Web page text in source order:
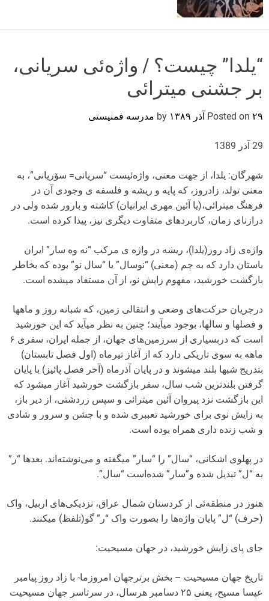
e
“یلدا” چیست؟ / واژه‌ئی سریانی،
بر جشنی میترائی
Posted on ۲۹ آذر ۱۳۸۹ مدرسه فمنیستی
29 آذر 1389
شهرگان: یلدا، از جهت معنی، واژه‌ئیست “سریانی= سۆریانی”، به
معنی تولد، زادروز، که پایه و ریشه و فلسفه ی وجودی آن در
فرهنگ میترائی،(یا آئین مهری ایرانیان) کاشته و بارور شده ولی در
درازنای زمان، کاربردهای متفاوت دیگری نیز، پیدا کرده است.
واژه‌ی زاد روز(یلدا)، ریشه در واژه ی مرکب “نه وه سار” ایران
باستان دارد که به چم (معنی) “نوسال” یا “سال نو” بوده که بخاطر
بازگشت خورشید، مفهوم زایش نو، از آن مستفاد میشده است.
درجریان حرکت‌های وضعی و انتقالی زمین، که شبانه روز و ماهها
و فصلها و سالها، بوجود میآیند؛ چنین به نظر میآید که این خورشید
است که دربسیاری از سرزمین‌های جهان، از جمله ایران، سفری ۶
ماهه به سوی تاریکی دارد که از آغاز تیرماه (اول فصل تابستان)
بتدریج شبها بلند میشوند و در پایان آذرماه (آخر فصل پائیز) با پایان
گرفتن بلندترین شب سال، سفر بازگشت خورشید آغاز میشود که
این بازگشت نزد پیروان آئین میترائی و سپس زردشتی، از دیر باز،
به زایش نوی برای خورشید تعببری شده و با جشن و سرور و شادی
و شب زنده داری همراه بوده است.
در پهلوی اشکانی، “سال” را “سار” میگفته و می‌نوشته‌اند. بعدها “ر”
به “ل” تبدیل شده و”سار” شده‌است “سال”.
هنوز در منطقه‌ئی از کردستان شمال عراق، نزدیکی‌های اربیل، واک
(حرف) “ل” پایان واژه‌ها را بصورت واک “ر” گو(تلفظ) میکنند.
جای پای زایش خورشید، در جهان مسیحیت:
تاریخ جهان مسیحیت – بخش برترجهان امروزما- با زاد روز پیامبر
عیسا مسیح، یعنی ٢۵ دسامبر هرسال، در سرتاسر جهان مسیحیت